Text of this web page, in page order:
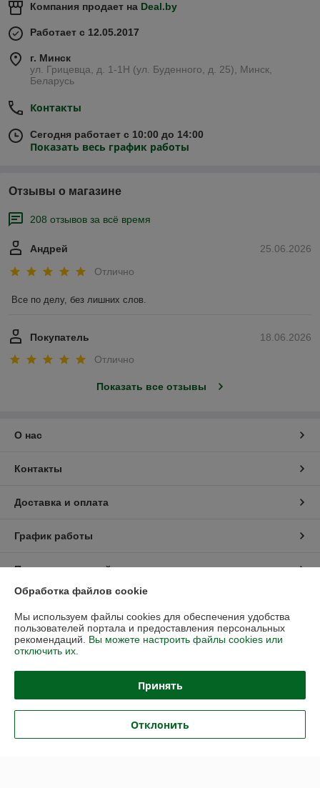
Компания продает на Deal.by
Работает с 12.05.2017
г. Минск
ул. Грицевца, д. 1-1Н (ул. Буденного, д. 25), Минск,
Беларусь
Контакты
Сегодня работает с 10:00 до 14:00
Показать весь график работы
Отзывы о магазине
208 отзывов за всё время
25.06.2026
Андрей
Отлично
Все по делу, без лишних слов.
18.06.2026
Покупатель
Отлично
Показать все отзывы
О нас
Контакты
Доставка и оплата
График работы
Полная версия сайта
Сайт создан на платформе Deal.by
Информация для покупателя
Обработка файлов cookie
Мы используем файлы cookies для обеспечения удобства
пользователей портала и предоставления персональных
рекомендаций. Вы можете настроить файлы cookies или
отключить их.
Принять
Отклонить